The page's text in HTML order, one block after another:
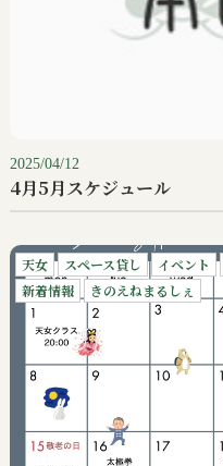
2025/04/12
4月5月スケジュール
天女 スペース貸し イベント
新着情報
きのえねまるしぇ